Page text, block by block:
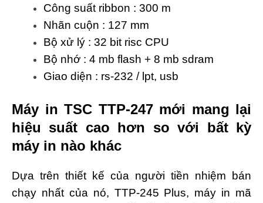
Công suất ribbon : 300 m
Nhãn cuộn : 127 mm
Bộ xử lý : 32 bit risc CPU
Bộ nhớ : 4 mb flash + 8 mb sdram
Giao diện : rs-232 / lpt, usb
Máy in TSC TTP-247 mới mang lại
hiệu suất cao hơn so với bất kỳ
máy in nào khác
Dựa trên thiết kế của người tiền nhiệm bán
chạy nhất của nó, TTP-245 Plus, máy in mã